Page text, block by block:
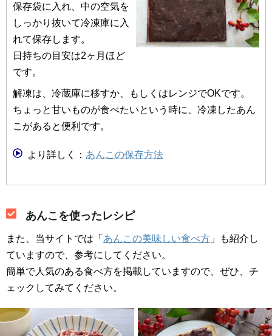
保存袋に入れ、中の空気を
しっかり抜いて冷凍庫に入
れて保存します。
日持ちの目安は2ヶ月ほど
です。
解凍は、冷蔵庫に移すか、もしくはレンジでOKです。
ちょっと甘いものが食べたいという時に、冷凍したあん
こがあると便利です。
より詳しく： あんこの保存方法
あんこを使ったレシピ
また、当サイトでは「 あんこの美味しい食べ方 」も紹介し
ていますので、参考にしてください。
簡単で人気のある食べ方を掲載していますので、ぜひ、チ
ェックしてみてください。